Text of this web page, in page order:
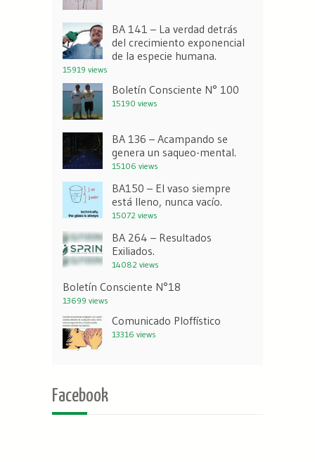
BA 141 – La verdad detrás
del crecimiento exponencial
de la especie humana.
15919 views
Boletín Consciente N° 100
15190 views
BA 136 – Acampando se
genera un saqueo-mental.
15106 views
BA150 – El vaso siempre
está lleno, nunca vacío.
15072 views
BA 264 – Resultados
Exiliados.
14082 views
Boletín Consciente N°18
13699 views
Comunicado Ploffístico
13316 views
Facebook